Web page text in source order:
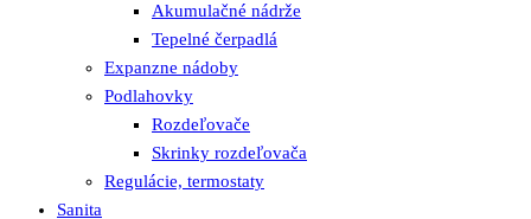
Akumulačné nádrže
Tepelné čerpadlá
Expanzne nádoby
Podlahovky
Rozdeľovače
Skrinky rozdeľovača
Regulácie, termostaty
Sanita